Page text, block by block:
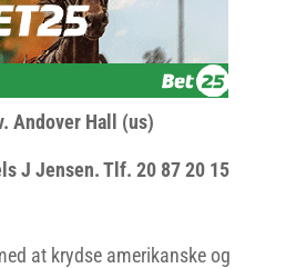
Andover Hall (us)
J Jensen. Tlf. 20 87 20 15
at krydse amerikanske og